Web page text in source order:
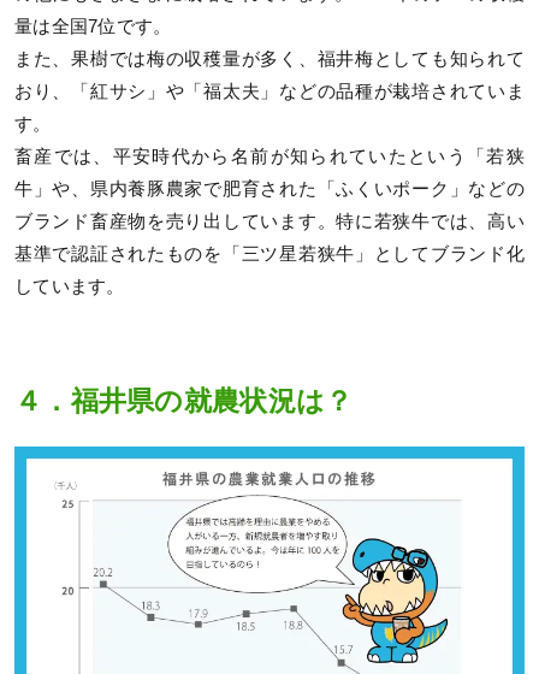
量は全国7位です。
また、果樹では梅の収穫量が多く、福井梅としても知られて
おり、「紅サシ」や「福太夫」などの品種が栽培されていま
す。
畜産では、平安時代から名前が知られていたという「若狭
牛」や、県内養豚農家で肥育された「ふくいポーク」などの
ブランド畜産物を売り出しています。特に若狭牛では、高い
基準で認証されたものを「三ツ星若狭牛」としてブランド化
しています。
４．福井県の就農状況は？